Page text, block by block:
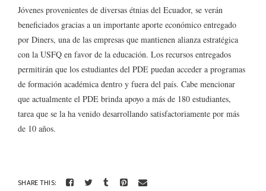
Jóvenes provenientes de diversas étnias del Ecuador, se verán
beneficiados gracias a un importante aporte económico entregado
por Diners, una de las empresas que mantienen alianza estratégica
con la USFQ en favor de la educación. Los recursos entregados
permitirán que los estudiantes del PDE puedan acceder a programas
de formación académica dentro y fuera del país. Cabe mencionar
que actualmente el PDE brinda apoyo a más de 180 estudiantes,
tarea que se la ha venido desarrollando satisfactoriamente por más
de 10 años.
SHARE THIS: